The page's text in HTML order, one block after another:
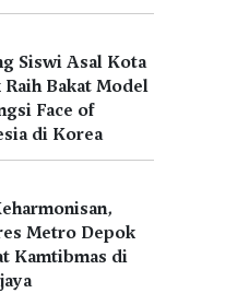
Siswi Asal Kota
Raih Bakat Model
Face of
di Korea
Metro Depok
Kamtibmas di